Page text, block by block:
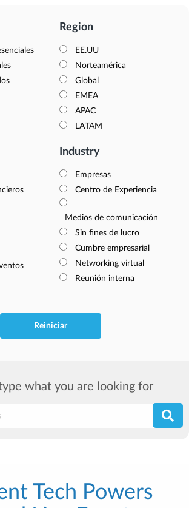
Region
EE.UU
Norteamérica
Global
EMEA
APAC
LATAM
Industry
Empresas
Centro de Experiencia
Medios de comunicación
Sin fines de lucro
Cumbre empresarial
Networking virtual
Reunión interna
Reiniciar
what you are looking for
Tech Powers